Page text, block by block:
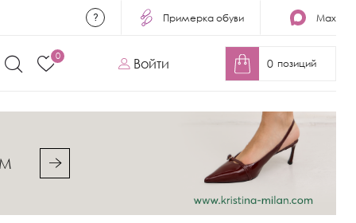
Примерка обуви Max
0
Войти 0 позиций